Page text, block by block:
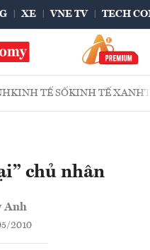
XE VNE TV TECH
KINH TẾ SỐKINH TẾ XANH
chủ nhân
Anh
2010